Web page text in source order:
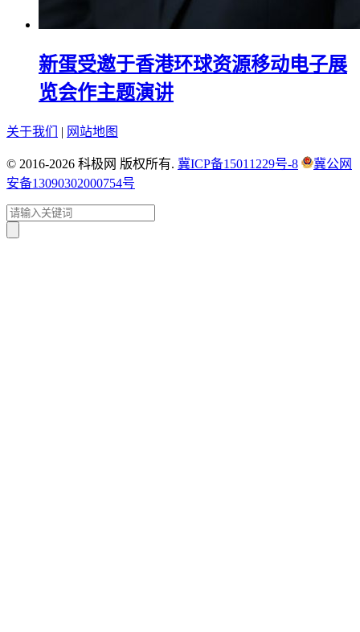
新蛋受邀于香港环球资源移动电子展
览会作主题演讲
关于我们 | 网站地图
© 2016-2026 科极网 版权所有. 冀ICP备15011229号-8
冀公网
安备13090302000754号